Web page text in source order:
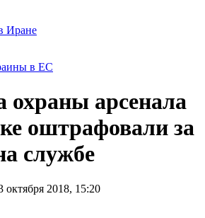
Иране
в ЕС
охраны арсенала
оштрафовали за
службе
октября 2018, 15:20